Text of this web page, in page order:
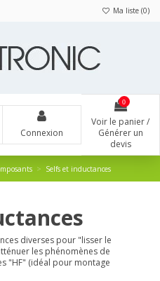
Ma liste (0)
Connexion
0
Voir le panier /
Générer un
devis
Selfs et inductances
diverses pour "lisser le
les phénomènes de
"HF" (idéal pour montage